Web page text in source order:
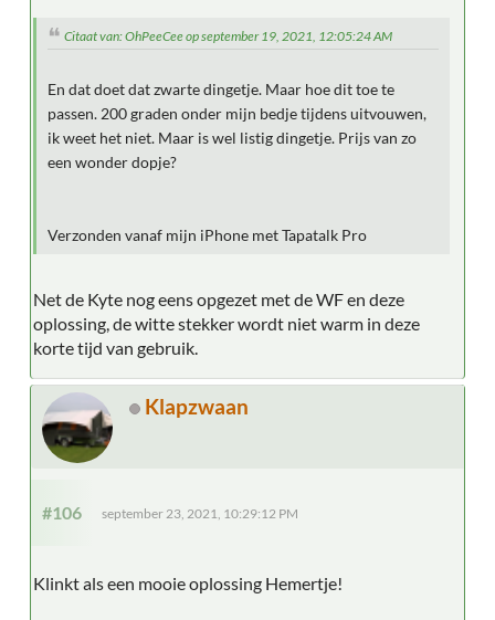
Citaat van: OhPeeCee op september 19, 2021, 12:05:24 AM
En dat doet dat zwarte dingetje. Maar hoe dit toe te
passen. 200 graden onder mijn bedje tijdens uitvouwen,
ik weet het niet. Maar is wel listig dingetje. Prijs van zo
een wonder dopje?
Verzonden vanaf mijn iPhone met Tapatalk Pro
Net de Kyte nog eens opgezet met de WF en deze
oplossing, de witte stekker wordt niet warm in deze
korte tijd van gebruik.
Klapzwaan
#106 september 23, 2021, 10:29:12 PM
Klinkt als een mooie oplossing Hemertje!